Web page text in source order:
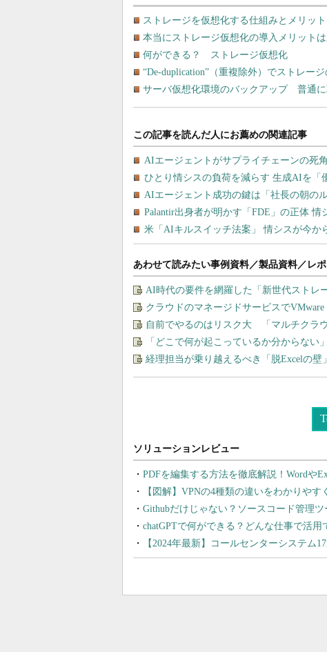
ストレージを仮想化する仕組みとメリッ
本当にストレージ仮想化の導入メリット
何ができる？ ストレージ仮想化
“De-duplication”（重複除外）でストレー
サーバ仮想化環境のバックアップ 普通
あわせて読みたい事例資料／製品資料／レポ
AI時代の要件を網羅した「新世代ストレ
クラウドのマネージドサービスで
自前でやるのはリスク大 「マルチクラ
「どこで何が起こっているか分からな
経理担当が乗り越えるべき「脱Excelの壁
PDFを編集する方法を徹底解説！Wordや
【図解】VPNの4種類の違いをわかりや
Githubだけじゃない？ソースコード管理
chatGPTで何ができる？どんな仕事で活用
【2024年最新】コールセンターシステム